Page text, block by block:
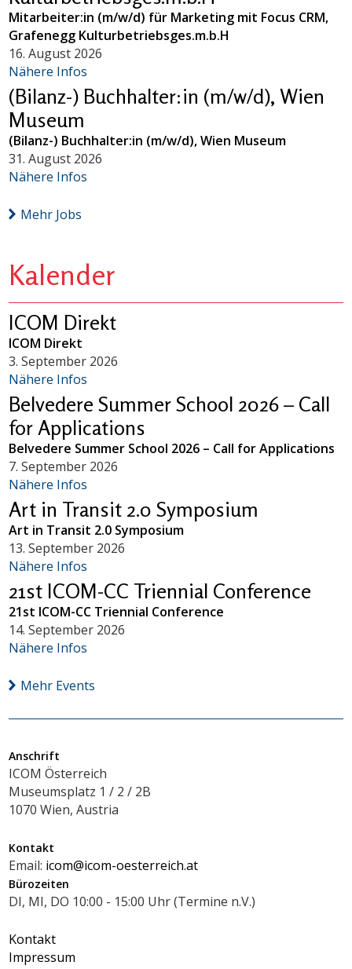
Mitarbeiter:in (m/w/d) für Marketing mit Focus CRM,
Grafenegg Kulturbetriebsges.m.b.H
16. August 2026
Nähere Infos
(Bilanz-) Buchhalter:in (m/w/d), Wien
Museum
(Bilanz-) Buchhalter:in (m/w/d), Wien Museum
31. August 2026
Nähere Infos
Mehr Jobs
Kalender
ICOM Direkt
ICOM Direkt
3. September 2026
Nähere Infos
Belvedere Summer School 2026 – Call
for Applications
Belvedere Summer School 2026 – Call for Applications
7. September 2026
Nähere Infos
Art in Transit 2.0 Symposium
Art in Transit 2.0 Symposium
13. September 2026
Nähere Infos
21st ICOM-CC Triennial Conference
21st ICOM-CC Triennial Conference
14. September 2026
Nähere Infos
Mehr Events
Anschrift
ICOM Österreich
Museumsplatz 1 / 2 / 2B
1070 Wien, Austria
Kontakt
Email: icom@icom-oesterreich.at
Bürozeiten
DI, MI, DO 10:00 - 15:00 Uhr (Termine n.V.)
Kontakt
Impressum